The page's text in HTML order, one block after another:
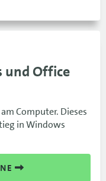
und Office
Computer. Dieses
in Windows